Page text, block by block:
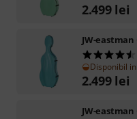
2.499 lei
JW-eastman
Disponibil
2.499 lei
JW-eastman